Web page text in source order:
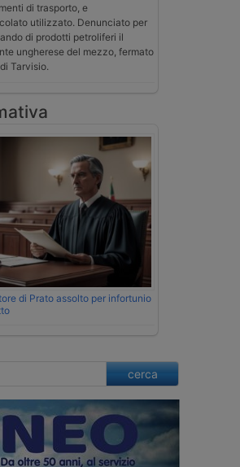
di trasporto, e
utilizzato. Denunciato per
di prodotti petroliferi il
ungherese del mezzo, fermato
Tarvisio.
di Prato assolto per infortunio
cerca